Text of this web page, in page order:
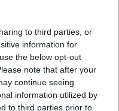
to third parties, or
information for
the below opt-out
note that after your
continue seeing
information utilized by
to third parties prior to
-41,0%
—
€ 149.625